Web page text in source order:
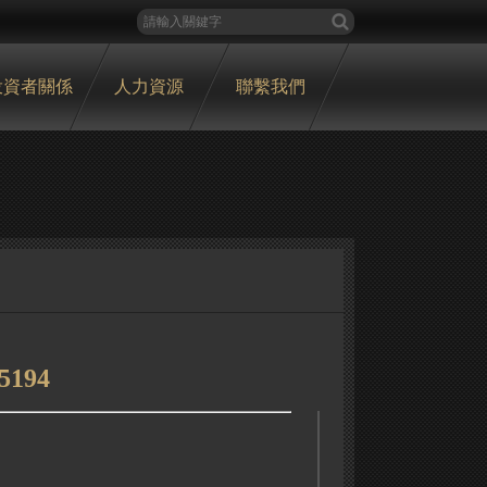
資者關係 人力資源 聯繫我們